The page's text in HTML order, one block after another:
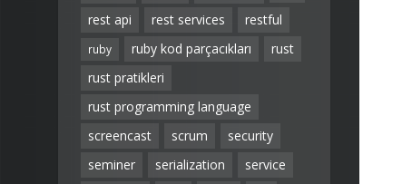
rest api rest services restful
ruby ruby kod parçacıkları
rust
rust pratikleri
rust programming language
screencast
scrum
security
seminer
serialization
service